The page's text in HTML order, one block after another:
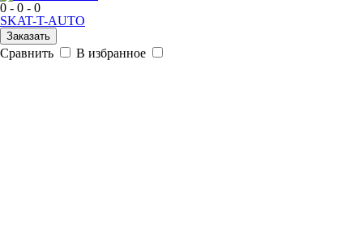
0 - 0 - 0
SKAT-T-AUTO
Заказать
Сравнить В избранное